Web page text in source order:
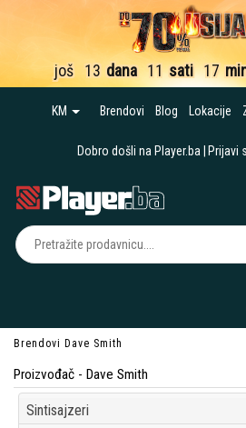
još 13 dana 11 sati 17
KM Brendovi Blog Lokacije
Dobro došli na Player.ba Prijavi
Brendovi Dave Smith
Proizvođač - Dave Smith
Sintisajzeri